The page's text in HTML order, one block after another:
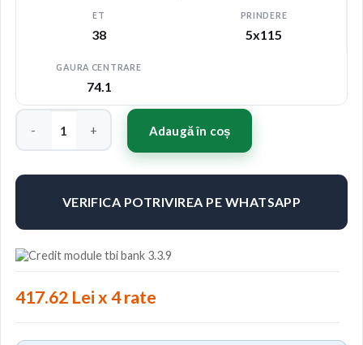
ET
38
PRINDERE
5x115
GAURA CENTRARE
74.1
Cantitate Jante ABS F21 18"x8" ET38 Culoare MATT BP-M
Adaugă în coș
VERIFICA POTRIVIREA PE WHATSAPP
417.62 Lei x 4 rate